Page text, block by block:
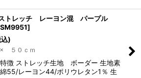
トレッチ レーヨン混 パープル
]
)
５０ｃｍ
徴 ストレッチ生地 ボーダー 生地素
55/レーヨン44/ポリウレタン1％ 生